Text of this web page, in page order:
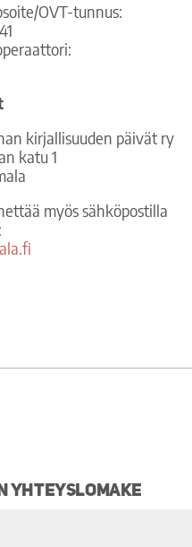
OVT-tunnus:
kirjallisuuden päivät ry
katu 1
myös sähköpostilla
yhteyslomake